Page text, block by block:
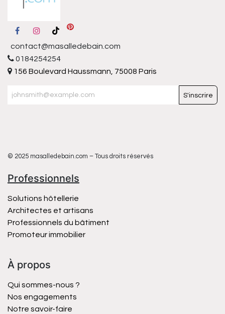
contact@masalledebain.com
0184254254
156 Boulevard Haussmann, 75008 Paris
S'inscrire
© 2025 masalledebain.com – Tous droits réservés
Professionnels
Solutions hôtellerie
Architectes et artisans
Professionnels du bâtiment
Promoteur immobilier
À propos
Qui sommes-nous ?
Nos engagements
Notre savoir-faire